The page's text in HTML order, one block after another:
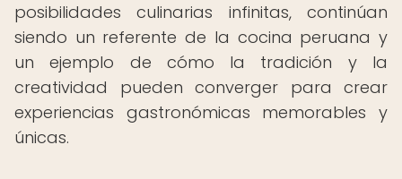
posibilidades culinarias infinitas, continúan
siendo un referente de la cocina peruana y
un ejemplo de cómo la tradición y la
creatividad pueden converger para crear
experiencias gastronómicas memorables y
únicas.